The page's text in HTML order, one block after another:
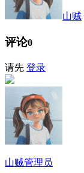
山贼
评论0
请先 登录
山贼管理员